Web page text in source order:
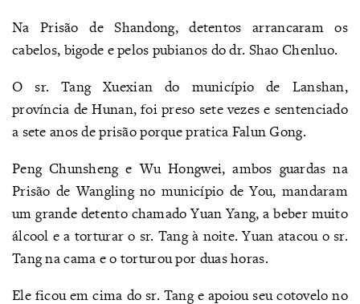
Na Prisão de Shandong, detentos arrancaram os
cabelos, bigode e pelos pubianos do dr. Shao Chenluo.
O sr. Tang Xuexian do município de Lanshan,
província de Hunan, foi preso sete vezes e sentenciado
a sete anos de prisão porque pratica Falun Gong.
Peng Chunsheng e Wu Hongwei, ambos guardas na
Prisão de Wangling no município de You, mandaram
um grande detento chamado Yuan Yang, a beber muito
álcool e a torturar o sr. Tang à noite. Yuan atacou o sr.
Tang na cama e o torturou por duas horas.
Ele ficou em cima do sr. Tang e apoiou seu cotovelo no